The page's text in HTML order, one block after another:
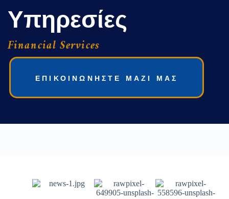
Υπηρεσίες
Financial Services
ΕΠΙΚΟΙΝΩΝΗΣΤΕ ΜΑΖΙ ΜΑΣ